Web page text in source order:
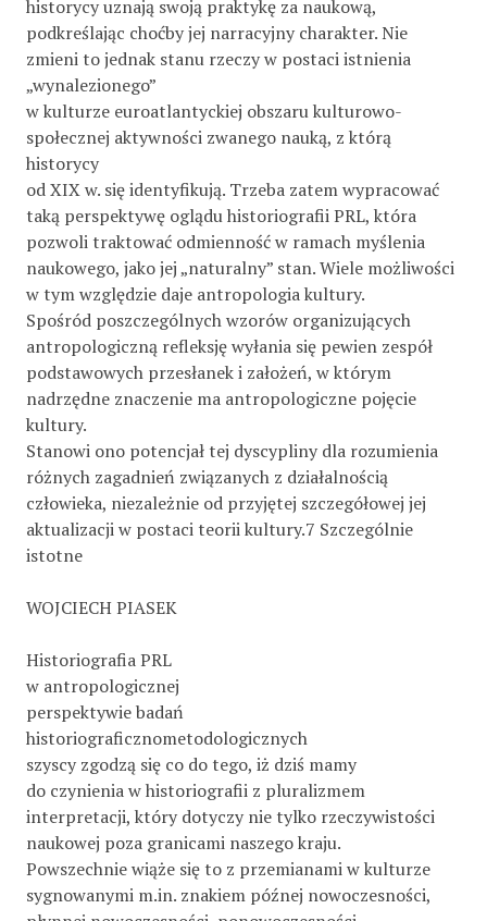
historycy uznają swoją praktykę za naukową,
podkreślając choćby jej narracyjny charakter. Nie
zmieni to jednak stanu rzeczy w postaci istnienia
„wynalezionego”
w kulturze euroatlantyckiej obszaru kulturowo-
społecznej aktywności zwanego nauką, z którą
historycy
od XIX w. się identyfikują. Trzeba zatem wypracować
taką perspektywę oglądu historiografii PRL, która
pozwoli traktować odmienność w ramach myślenia
naukowego, jako jej „naturalny” stan. Wiele możliwości
w tym względzie daje antropologia kultury.
Spośród poszczególnych wzorów organizujących
antropologiczną refleksję wyłania się pewien zespół
podstawowych przesłanek i założeń, w którym
nadrzędne znaczenie ma antropologiczne pojęcie
kultury.
Stanowi ono potencjał tej dyscypliny dla rozumienia
różnych zagadnień związanych z działalnością
człowieka, niezależnie od przyjętej szczegółowej jej
aktualizacji w postaci teorii kultury.7 Szczególnie
istotne
WOJCIECH PIASEK
Historiografia PRL
w antropologicznej
perspektywie badań
historiograficznometodologicznych
szyscy zgodzą się co do tego, iż dziś mamy
do czynienia w historiografii z pluralizmem
interpretacji, który dotyczy nie tylko rzeczywistości
naukowej poza granicami naszego kraju.
Powszechnie wiąże się to z przemianami w kulturze
sygnowanymi m.in. znakiem późnej nowoczesności,